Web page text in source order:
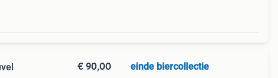
€ 90,00 einde biercollectie